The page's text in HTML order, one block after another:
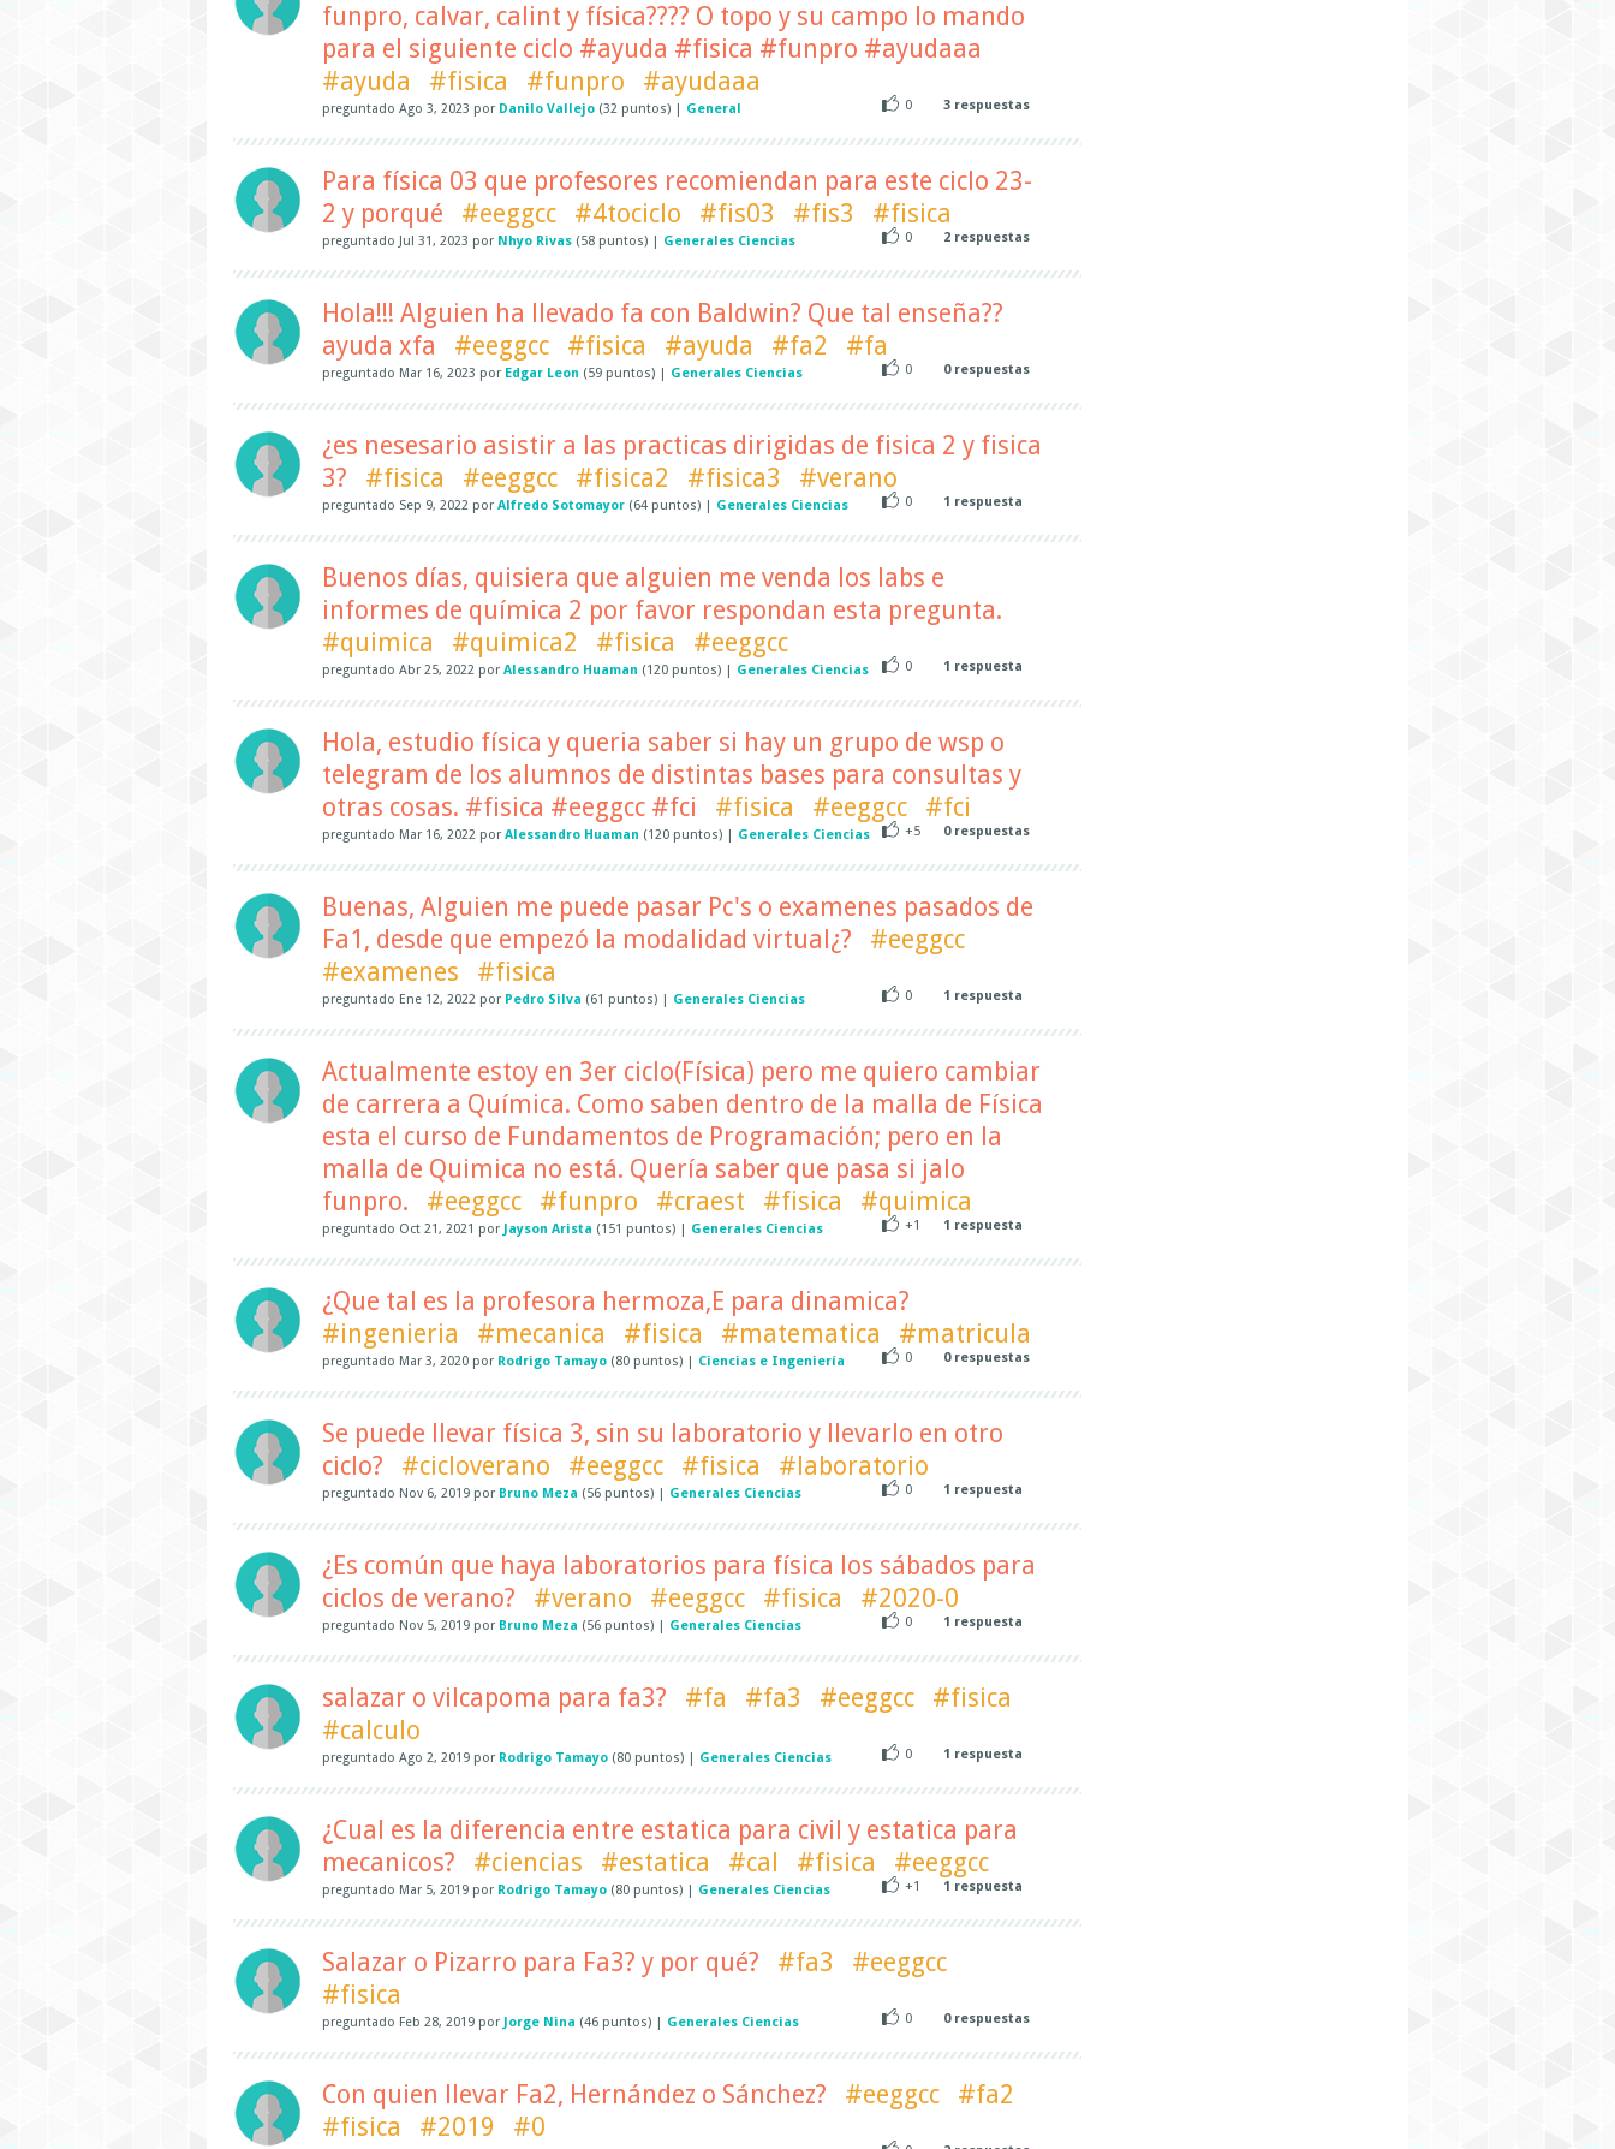
funpro, calvar, calint y física???? O topo y su campo lo mando
para el siguiente ciclo #ayuda #fisica #funpro #ayudaaa
#ayuda
#fisica #funpro #ayudaaa
preguntado Ago 3, 2023 por Danilo Vallejo (32 puntos) General 0 3 respuestas
Para física 03 que profesores recomiendan para este ciclo 23-
2 y porqué
#eeggcc #4tociclo #fis03 #fis3 #fisica
preguntado Jul 31, 2023 por Nhyo Rivas (58 puntos) Generales Ciencias 0 2 respuestas
Hola!!! Alguien ha llevado fa con Baldwin? Que tal enseña??
ayuda xfa
#eeggcc #fisica #ayuda #fa2 #fa
preguntado Mar 16, 2023 por Edgar Leon (59 puntos) Generales Ciencias 0 0respuestas
¿es nesesario asistir a las practicas dirigidas de fisica 2 y fisica
3?
#fisica #eeggcc #fisica2 #fisica3 #verano
preguntado Sep 9, 2022 por Alfredo Sotomayor (64 puntos) Generales Ciencias 0 1 respuesta
Buenos días, quisiera que alguien me venda los labs e
informes de química 2 por favor respondan esta pregunta.
#quimica
#quimica2 #fisica #eeggcc
preguntado Abr 25, 2022 por Alessandro Huaman (120 puntos) Generales Ciencias 0 1 respuesta
Hola, estudio física y queria saber si hay un grupo de wsp o
telegram de los alumnos de distintas bases para consultas y
otras cosas. #fisica #eeggcc #fci
#fisica #eeggcc #fci
preguntado Mar 16, 2022 por Alessandro Huaman (120 puntos) Generales Ciencias +5 0respuestas
Buenas, Alguien me puede pasar Pc's o examenes pasados de
Fa1, desde que empezó la modalidad virtual¿?
#eeggcc
#examenes
#fisica
preguntado Ene 12, 2022 por Pedro Silva (61 puntos) Generales Ciencias 0 1 respuesta
Actualmente estoy en 3er ciclo(Física) pero me quiero cambiar
de carrera a Química. Como saben dentro de la malla de Física
esta el curso de Fundamentos de Programación; pero en la
malla de Quimica no está. Quería saber que pasa si jalo
funpro.
#eeggcc #funpro #craest #fisica #quimica
preguntado Oct 21, 2021 por Jayson Arista (151 puntos) Generales Ciencias +1 1 respuesta
¿Que tal es la profesora hermoza,E para dinamica?
#ingenieria
#mecanica #fisica #matematica #matricula
preguntado Mar 3, 2020 por Rodrigo Tamayo (80 puntos) Ciencias e Ingeniería 0 0respuestas
Se puede llevar física 3, sin su laboratorio y llevarlo en otro
ciclo?
#cicloverano #eeggcc #fisica #laboratorio
preguntado Nov 6, 2019 por Bruno Meza (56 puntos) Generales Ciencias 0 1 respuesta
¿Es común que haya laboratorios para física los sábados para
ciclos de verano?
#verano #eeggcc #fisica #2020-0
preguntado Nov 5, 2019 por Bruno Meza (56 puntos) Generales Ciencias 0 1 respuesta
salazar o vilcapoma para fa3? #fa #fa3 #eeggcc
#fisica
#calculo
preguntado Ago 2, 2019 por Rodrigo Tamayo (80 puntos) Generales Ciencias 0 1 respuesta
¿Cual es la diferencia entre estatica para civil y estatica para
mecanicos?
#ciencias #estatica #cal #fisica #eeggcc
preguntado Mar 5, 2019 por Rodrigo Tamayo (80 puntos) Generales Ciencias +1 1 respuesta
Salazar o Pizarro para Fa3? y por qué? #fa3
#eeggcc
#fisica
preguntado Feb 28, 2019 por Jorge Nina (46 puntos) Generales Ciencias 0 0respuestas
Con quien llevar Fa2, Hernández o Sánchez? #eeggcc
#fa2
#fisica
#2019 #0